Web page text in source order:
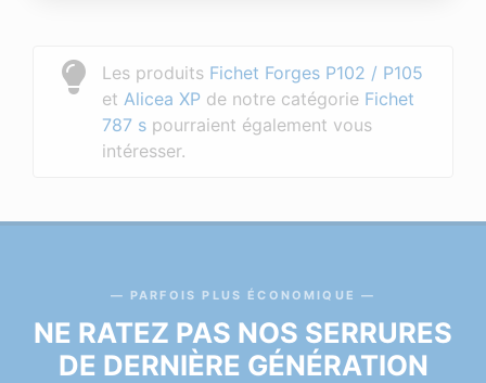
Les produits Fichet Forges P102 / P105
et Alicea XP de notre catégorie Fichet
787 s pourraient également vous
intéresser.
PARFOIS PLUS ÉCONOMIQUE
NE RATEZ PAS NOS SERRURES
DE DERNIÈRE GÉNÉRATION